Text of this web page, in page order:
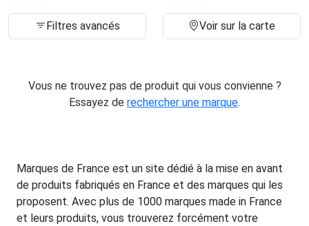
Filtres avancés Voir sur la carte
Vous ne trouvez pas de produit qui vous convienne ?
Essayez de rechercher une marque.
Marques de France est un site dédié à la mise en avant
de produits fabriqués en France et des marques qui les
proposent. Avec plus de 1000 marques made in France
et leurs produits, vous trouverez forcément votre